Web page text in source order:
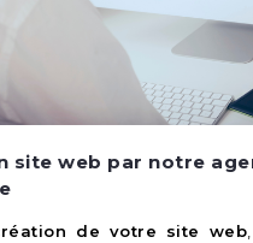
site web par notre
de votre site web